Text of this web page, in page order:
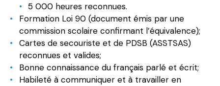
5 000 heures reconnues.
Formation Loi 90 (document émis par une
commission scolaire confirmant l’équivalence);
Cartes de secouriste et de PDSB (ASSTSAS)
reconnues et valides;
Bonne connaissance du français parlé et écrit;
Habileté à communiquer et à travailler en